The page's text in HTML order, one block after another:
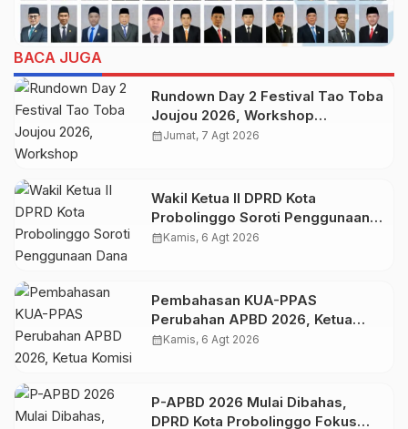
BACA JUGA
Rundown Day 2 Festival Tao Toba
Joujou 2026, Workshop
Pengembangan UMKM
calendar_monthJumat, 7 Agt 2026
Wakil Ketua II DPRD Kota
Probolinggo Soroti Penggunaan
Dana DID Lima Tahun Terakhir
calendar_monthKamis, 6 Agt 2026
Pembahasan KUA-PPAS
Perubahan APBD 2026, Ketua
Komisi II Tekankan Transparansi
calendar_monthKamis, 6 Agt 2026
P-APBD 2026 Mulai Dibahas,
DPRD Kota Probolinggo Fokus